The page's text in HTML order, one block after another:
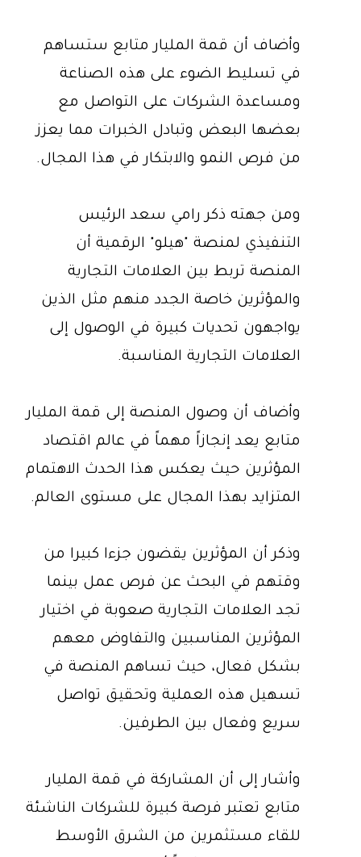
وأضاف أن قمة المليار متابع ستساهم
في تسليط الضوء على هذه الصناعة
ومساعدة الشركات على التواصل مع
بعضها البعض وتبادل الخبرات مما يعزز
من فرص النمو والابتكار في هذا المجال.
ومن جهته ذكر رامي سعد الرئيس
التنفيذي لمنصة "هيلو" الرقمية أن
المنصة تربط بين العلامات التجارية
والمؤثرين خاصة الجدد منهم مثل الذين
يواجهون تحديات كبيرة في الوصول إلى
العلامات التجارية المناسبة.
وأضاف أن وصول المنصة إلى قمة المليار
متابع يعد إنجازاً مهماً في عالم اقتصاد
المؤثرين حيث يعكس هذا الحدث الاهتمام
المتزايد بهذا المجال على مستوى العالم.
وذكر أن المؤثرين يقضون جزءا كبيرا من
وقتهم في البحث عن فرص عمل بينما
تجد العلامات التجارية صعوبة في اختيار
المؤثرين المناسبين والتفاوض معهم
بشكل فعال، حيث تساهم المنصة في
تسهيل هذه العملية وتحقيق تواصل
سريع وفعال بين الطرفين.
وأشار إلى أن المشاركة في قمة المليار
متابع تعتبر فرصة كبيرة للشركات الناشئة
للقاء مستثمرين من الشرق الأوسط